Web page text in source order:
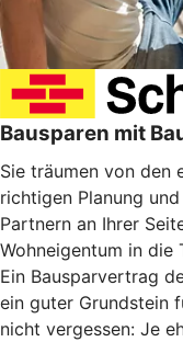
Bausparen mit
Sie träumen von den
richtigen Planung
Partnern an Ihrer
Wohneigentum in die
Ein Bausparvertrag
ein guter Grundstein
nicht vergessen: Je